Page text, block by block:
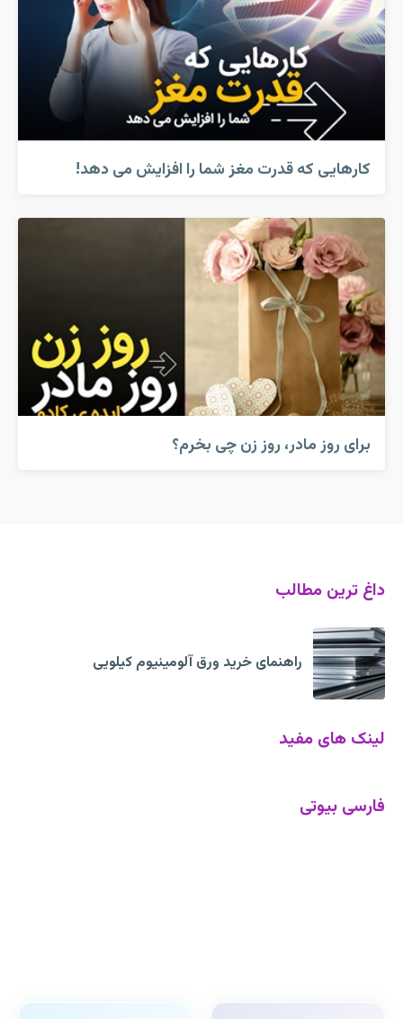
کارهایی که قدرت مغز شما را افزایش می دهد!
برای روز مادر، روز زن چی بخرم؟
داغ ترین مطالب
راهنمای خرید ورق آلومینیوم کیلویی
لینک های مفید
فارسی بیوتی